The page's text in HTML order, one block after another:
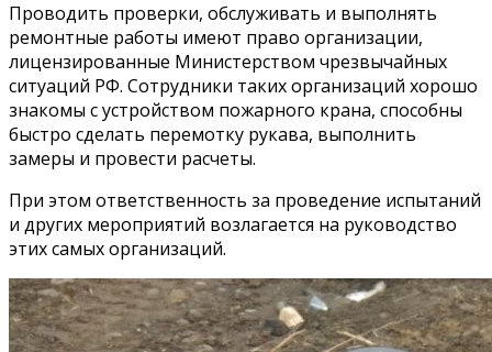
Проводить проверки, обслуживать и выполнять
ремонтные работы имеют право организации,
лицензированные Министерством чрезвычайных
ситуаций РФ. Сотрудники таких организаций хорошо
знакомы с устройством пожарного крана, способны
быстро сделать перемотку рукава, выполнить
замеры и провести расчеты.
При этом ответственность за проведение испытаний
и других мероприятий возлагается на руководство
этих самых организаций.